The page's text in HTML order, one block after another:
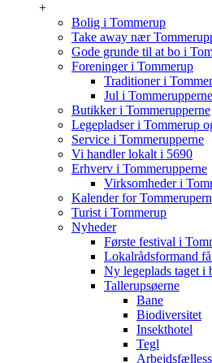
+
Bolig i Tommerup
Take away nær
Gode grunde til at bo i
Foreninger i Tommerup
Traditioner i
Jul i Tommerupperne
Butikker i Tommerupperne
Legepladser i Tommerup
Service i Tommerupperne
Vi handler lokalt i 5690
Erhverv i Tommerupperne
Virksomheder i
Kalender for
Turist i Tommerup
Nyheder
Første festival i
Lokalrådsformand
Ny legeplads taget i
Tallerupsøerne
Bane
Biodiversitet
Insekthotel
Tegl